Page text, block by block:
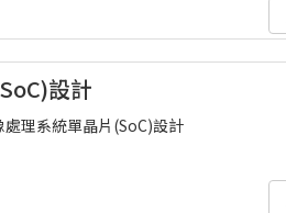
設計
理系統單晶片(SoC)設計